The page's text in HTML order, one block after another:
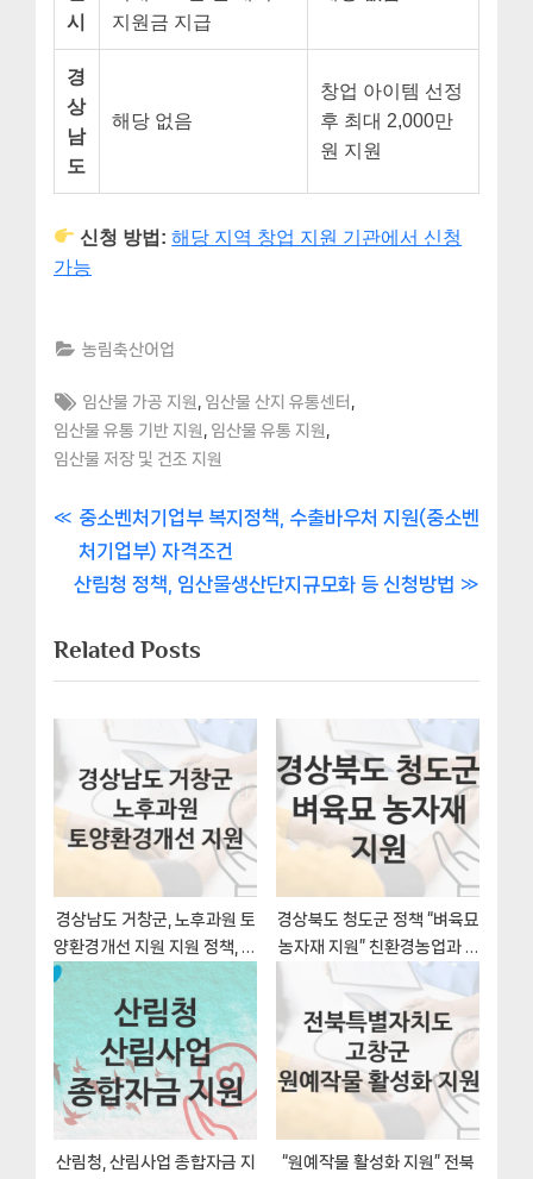
시
지원금 지급
경
상
남
도
해당 없음
창업 아이템 선정
후 최대 2,000만
원 지원
신청 방법: 해당 지역 창업 지원 기관에서 신청
가능
농림축산어업
Tags:
임산물 가공 지원 임산물 산지 유통센터
임산물 유통 기반 지원
임산물 유통 지원
임산물 저장 및 건조 지원
글
내
게
이
션
P
r
e
i
o
P
s
:
중소벤처기업부 복지정책, 수출바우처 지원(중소벤
처기업부) 자격조건
N
x
t
s
:
산림청 정책, 임산물생산단지규모화 등 신청방법
Related Posts
경상남도 거창군, 노후과원 토
양환경개선 지원 지원 정책, 신
청 방법과 자격조건
경상북도 청도군 정책 “벼육묘
농자재 지원” 친환경농업과 –
산림청, 산림사업 종합자금 지
“원예작물 활성화 지원” 전북